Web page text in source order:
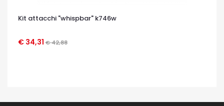
Kit attacchi "whispbar" k746w
€ 34,31 € 42,88
OCCHIATA VELOCE